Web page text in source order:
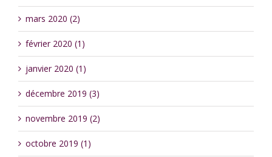
mars 2020 (2)
février 2020 (1)
janvier 2020 (1)
décembre 2019 (3)
novembre 2019 (2)
octobre 2019 (1)